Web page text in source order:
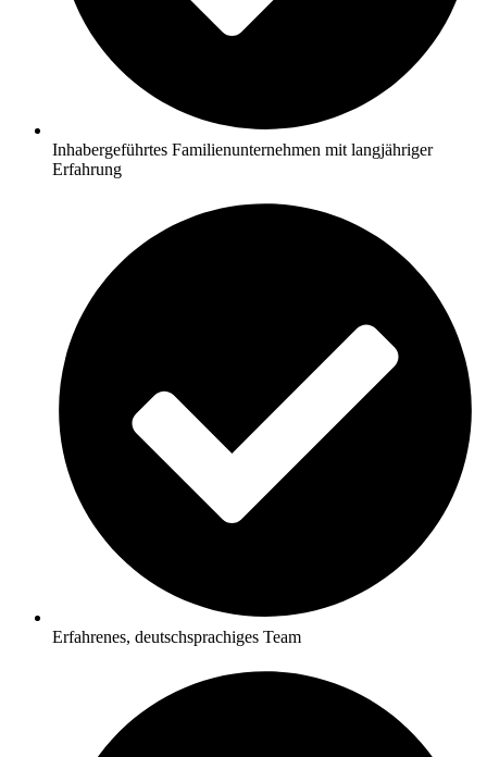
Inhabergeführtes Familienunternehmen mit langjähriger
Erfahrung
Erfahrenes, deutschsprachiges Team